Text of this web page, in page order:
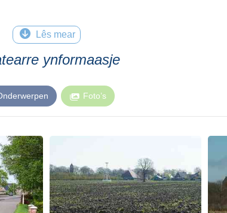
Lês mear
ynformaasje
Foto’s